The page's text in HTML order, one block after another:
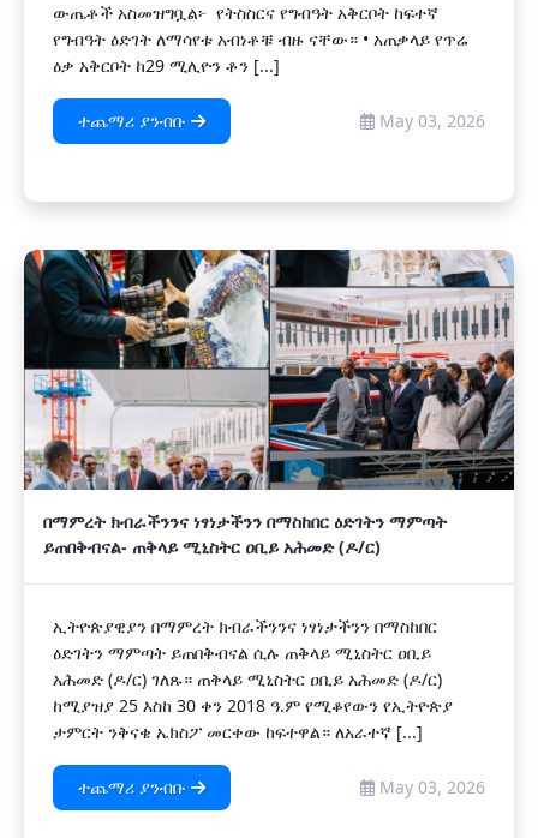
ውጤቶች አስመዝግቧል፦ ‎ ‎የትስስርና የግብዓት አቅርቦት ‎ከፍተኛ
የግብዓት ዕድገት ለማሳየቱ አብነቶቹ ብዙ ናቸው። ‎• አጠቃላይ የጥሬ
ዕቃ አቅርቦት ከ29 ሚሊዮን ቶን [...]
ተጨማሪ ያንብቡ May 03, 2026
በማምረት ክብራችንንና ነፃነታችንን በማስከበር ዕድገትን ማምጣት
ይጠበቅብናል- ጠቅላይ ሚኒስትር ዐቢይ አሕመድ (ዶ/ር)
ኢትዮጵያዊያን በማምረት ክብራችንንና ነፃነታችንን በማስከበር
ዕድገትን ማምጣት ይጠበቅብናል ሲሉ ጠቅላይ ሚኒስትር ዐቢይ
አሕመድ (ዶ/ር) ገለጹ። ጠቅላይ ሚኒስትር ዐቢይ አሕመድ (ዶ/ር)
ከሚያዝያ 25 እስከ 30 ቀን 2018 ዓ.ም የሚቆየውን የኢትዮጵያ
ታምርት ንቅናቄ ኤክስፖ መርቀው ከፍተዋል። ለአራተኛ [...]
ተጨማሪ ያንብቡ May 03, 2026